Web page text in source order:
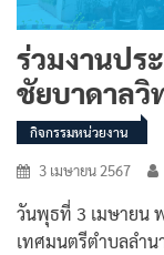
ร่วมงานปร
ชัยบาดาลวิ
กิจกรรมหน่วยงาน
3 เมษายน 2567
วันพุธที่ 3 เมษายน
เทศมนตรีตำบลลำน